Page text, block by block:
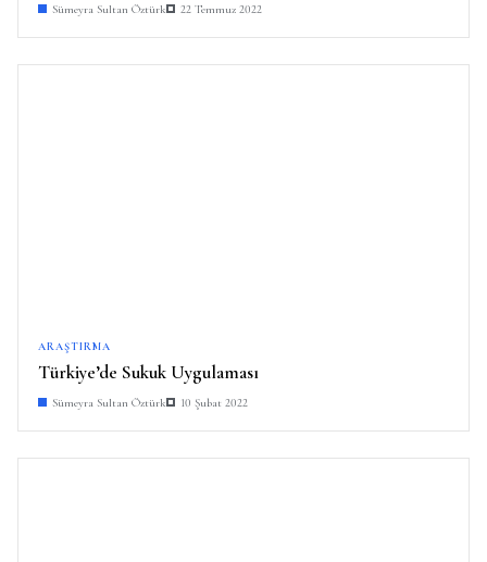
Sümeyra Sultan Öztürk 22 Temmuz 2022
ARAŞTIRMA
Türkiye’de Sukuk Uygulaması
Sümeyra Sultan Öztürk 10 Şubat 2022